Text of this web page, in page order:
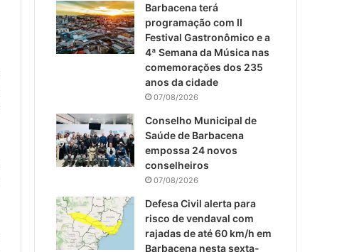
Barbacena terá
programação com II
Festival Gastronômico e a
4ª Semana da Música nas
comemorações dos 235
anos da cidade
07/08/2026
Conselho Municipal de
Saúde de Barbacena
empossa 24 novos
conselheiros
07/08/2026
Defesa Civil alerta para
risco de vendaval com
rajadas de até 60 km/h em
Barbacena nesta sexta-